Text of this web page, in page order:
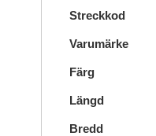
gallery
Mer
Streckkod
Varumärke
Färg
Längd
Bredd